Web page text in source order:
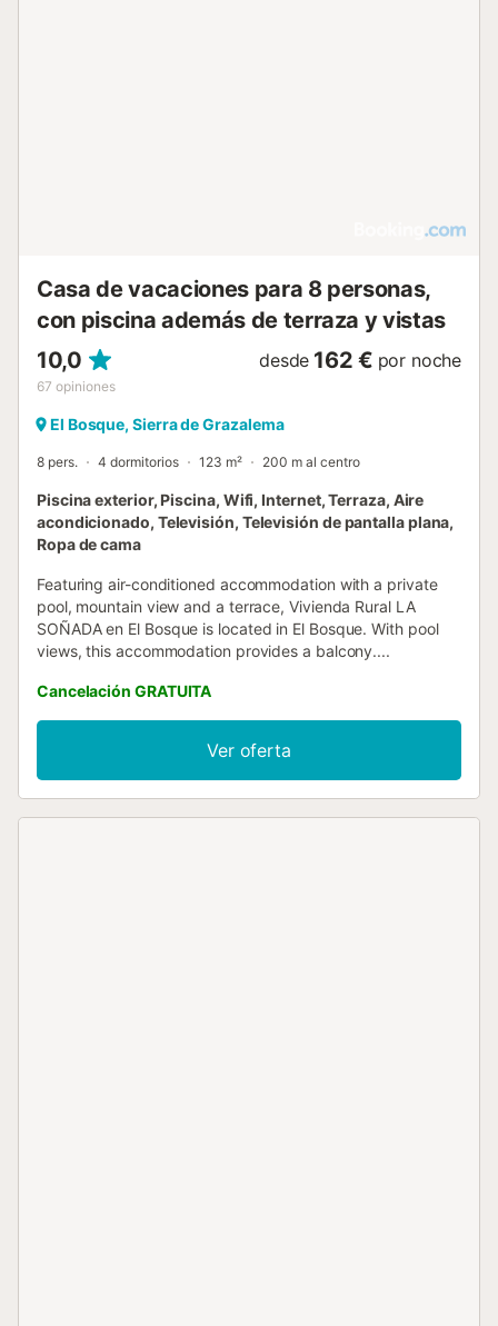
Casa de vacaciones para 8 personas,
con piscina además de terraza y vistas
10,0
67 opiniones
desde 162 € por noche
El Bosque, Sierra de Grazalema
8 pers. 4 dormitorios 123 m² 200 m al centro
Piscina exterior, Piscina, Wifi, Internet, Terraza, Aire
acondicionado, Televisión, Televisión de pantalla plana,
Ropa de cama
Featuring air-conditioned accommodation with a private
pool, mountain view and a terrace, Vivienda Rural LA
SOÑADA en El Bosque is located in El Bosque. With pool
views, this accommodation provides a balcony....
Cancelación GRATUITA
Ver oferta